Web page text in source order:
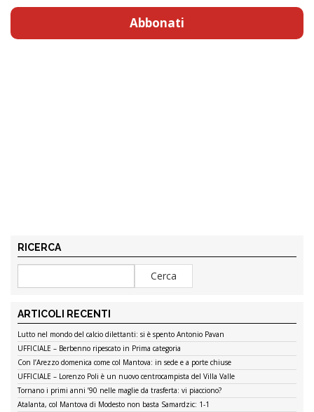
Abbonati
RICERCA
ARTICOLI RECENTI
Lutto nel mondo del calcio dilettanti: si è spento Antonio Pavan
UFFICIALE – Berbenno ripescato in Prima categoria
Con l’Arezzo domenica come col Mantova: in sede e a porte chiuse
UFFICIALE – Lorenzo Poli è un nuovo centrocampista del Villa Valle
Tornano i primi anni ’90 nelle maglie da trasferta: vi piacciono?
Atalanta, col Mantova di Modesto non basta Samardzic: 1-1